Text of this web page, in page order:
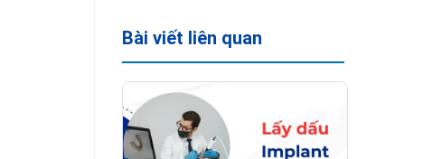
Bài viết liên quan